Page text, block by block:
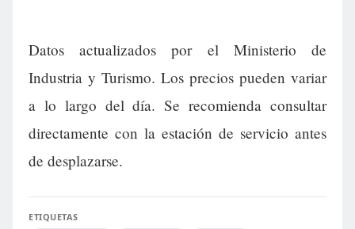
Datos actualizados por el Ministerio de
Industria y Turismo. Los precios pueden variar
a lo largo del día. Se recomienda consultar
directamente con la estación de servicio antes
de desplazarse.
ETIQUETAS